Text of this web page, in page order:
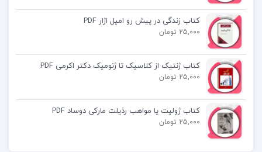
دانلود رایگان کتاب صوتی برنامه ریزی به روش بولت
ژورنال
کتاب پیشنهادی📚
کتاب جمع بندی حسابان جامع کنکور مهروماه
کتاب زندگی در پیش رو امیل اژار PDF
25,000 تومان
کتاب ژنتیک از کلاسیک تا ژنومیک دکتر اکرمی PDF
25,000 تومان
کتاب ژولیت یا مواهب رذیلت مارکی دوساد PDF
25,000 تومان